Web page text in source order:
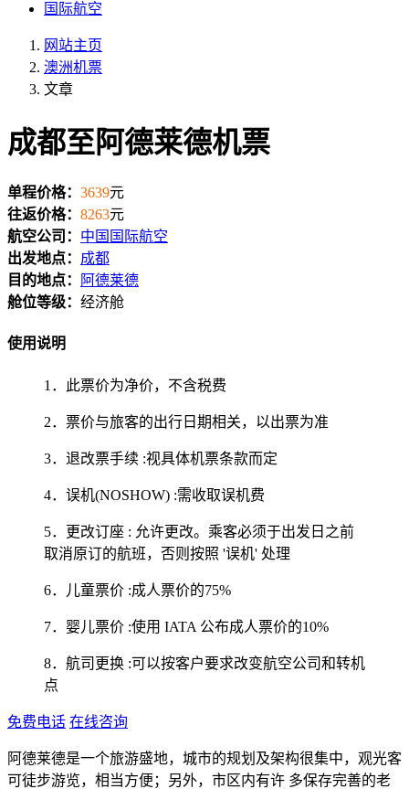
国际航空
网站主页
澳洲机票
文章
成都至阿德莱德机票
单程价格： 3639元
往返价格： 8263元
航空公司： 中国国际航空
出发地点： 成都
目的地点：
阿德莱德
舱位等级： 经济舱
使用说明
1．此票价为净价，不含税费
2．票价与旅客的出行日期相关，以出票为准
3．退改票手续 :视具体机票条款而定
4．误机(NOSHOW) :需收取误机费
5．更改订座 : 允许更改。乘客必须于出发日之前
取消原订的航班，否则按照 '误机' 处理
6．儿童票价 :成人票价的75%
7．婴儿票价 :使用 IATA 公布成人票价的10%
8．航司更换 :可以按客户要求改变航空公司和转机
点
免费电话 在线咨询
阿德莱德是一个旅游盛地，城市的规划及架构很集中，观光客
可徒步游览，相当方便；另外，市区内有许 多保存完善的老